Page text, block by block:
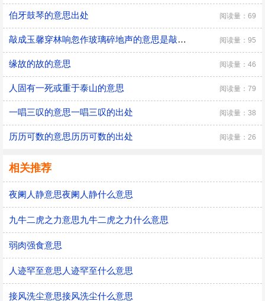
伯牙鼓琴的意思出处 阅读量：69
敲成玉馨穿林响忽作玻璃碎地声的意思是敲成玉磬穿林响忽作玻璃碎地声的意思 阅读量：95
缘故的故的意思 阅读量：46
人固有一死或重于泰山的意思 阅读量：79
一唱三叹的意思一唱三叹的出处 阅读量：38
历历可数的意思历历可数的出处 阅读量：26
相关推荐
夜阑人静意思夜阑人静什么意思
九牛二虎之力意思九牛二虎之力什么意思
弱肉强食意思
人迹罕至意思人迹罕至什么意思
接风洗尘意思接风洗尘什么意思